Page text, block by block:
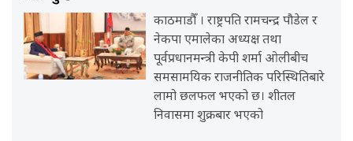
काठमाडौँ । राष्ट्रपति रामचन्द्र पौडेल र
नेकपा एमालेका अध्यक्ष तथा
पूर्वप्रधानमन्त्री केपी शर्मा ओलीबीच
समसामयिक राजनीतिक परिस्थितिबारे
लामो छलफल भएको छ। शीतल
निवासमा शुक्रबार भएको